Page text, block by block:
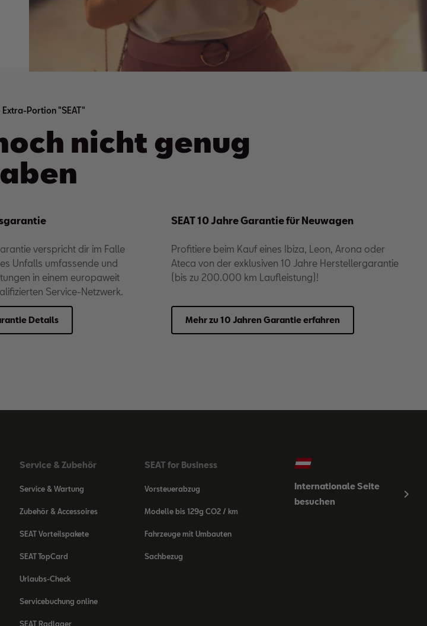
Extra-Portion "SEAT"
nicht genug
verspricht dir im Falle
Unfalls umfassende und
in einem europaweit
Service-Netzwerk.
Details
SEAT 10 Jahre Garantie für Neuwagen
Profitiere beim Kauf eines Ibiza, Leon, Arona oder
Ateca von der exklusiven 10 Jahre Herstellergarantie
(bis zu 200.000 km Laufleistung)!
Mehr zu 10 Jahren Garantie erfahren
Service & Zubehör
Service & Wartung
Zubehör & Accessoires
SEAT Vorteilspakete
SEAT TopCard
Urlaubs-Check
Servicebuchung online
SEAT Radlager
SEAT for Business
Vorsteuerabzug
Modelle bis 129g CO2 / km
Fahrzeuge mit Umbauten
Sachbezug
Internationale Seite
besuchen